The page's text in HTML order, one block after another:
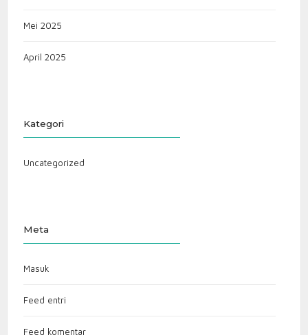
Mei 2025
April 2025
Kategori
Uncategorized
Meta
Masuk
Feed entri
Feed komentar